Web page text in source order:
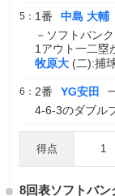
5： 1番 中島 大輔
－ソフトバン
1アウト一二塁
牧原大 (二):捕
6： 2番 YG安田
4-6-3のダブル
得点 1
8回表ソフトバン